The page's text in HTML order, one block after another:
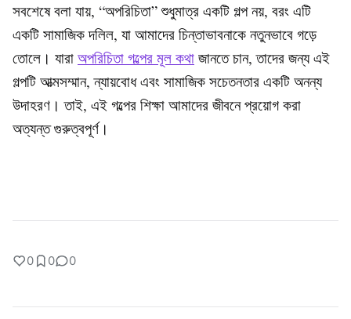
সবশেষে বলা যায়, “অপরিচিতা” শুধুমাত্র একটি গল্প নয়, বরং এটি
একটি সামাজিক দলিল, যা আমাদের চিন্তাভাবনাকে নতুনভাবে গড়ে
তোলে। যারা অপরিচিতা গল্পের মূল কথা জানতে চান, তাদের জন্য এই
গল্পটি আত্মসম্মান, ন্যায়বোধ এবং সামাজিক সচেতনতার একটি অনন্য
উদাহরণ। তাই, এই গল্পের শিক্ষা আমাদের জীবনে প্রয়োগ করা
অত্যন্ত গুরুত্বপূর্ণ।
0 0 0